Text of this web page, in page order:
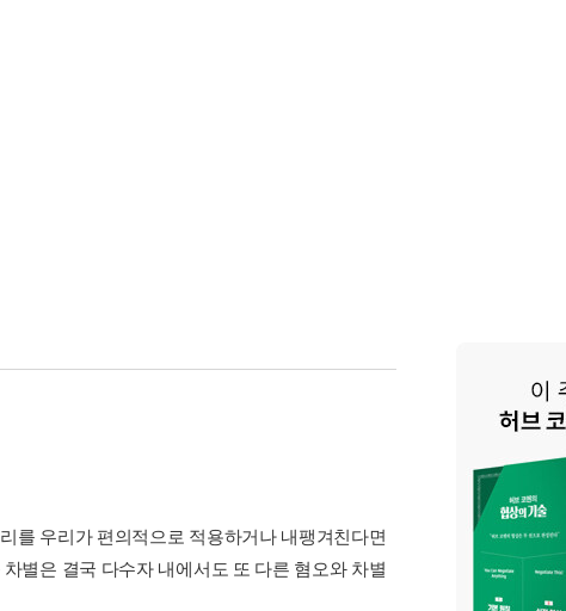
를 우리가 편의적으로 적용하거나 내팽겨친다면
별은 결국 다수자 내에서도 또 다른 혐오와 차별